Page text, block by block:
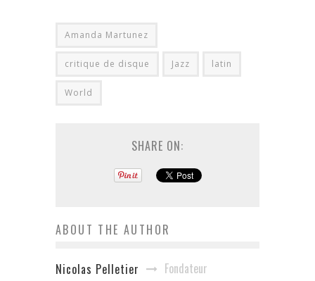
Amanda Martunez
critique de disque Jazz latin
World
SHARE ON:
ABOUT THE AUTHOR
Nicolas Pelletier Fondateur